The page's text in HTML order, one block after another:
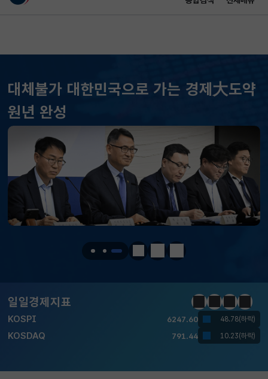
대체불가 대한민국으로 가는 경제大도약
원년 완성
정지 이전 다음
일일경제지표
KOSPI 6247.60 48.78(하락)
KOSDAQ 791.44 10.23(하락)
KOSDAQ 791.44 10.23(하락)
0.010(하락)
정지이전다음일일경